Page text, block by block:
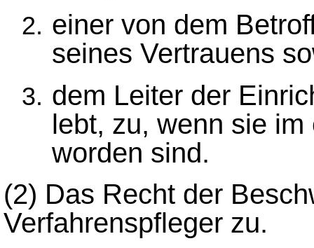
einer von dem
seines Vertrauens
dem Leiter der
lebt, zu, wenn sie
worden sind.
(2) Das Recht der
Verfahrenspfleger zu.